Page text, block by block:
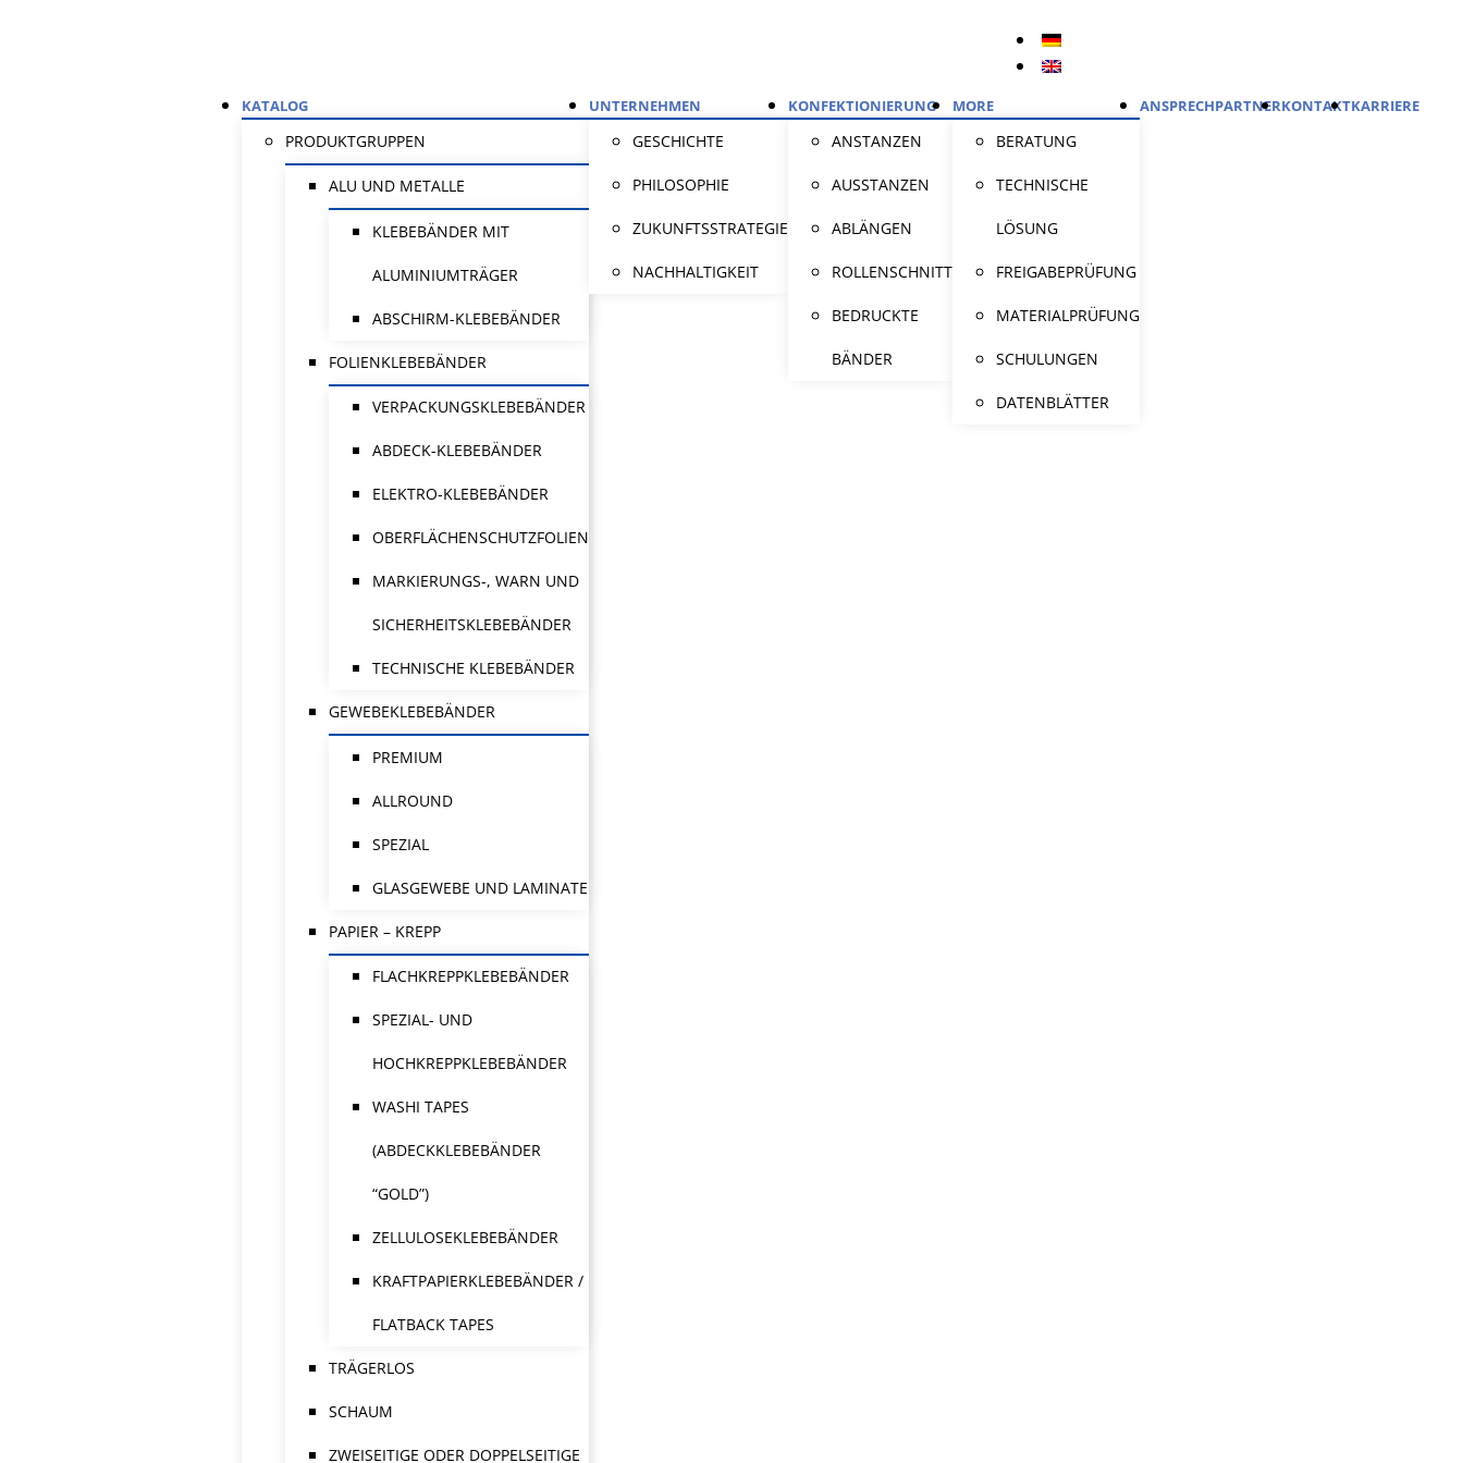
KATALOG
PRODUKTGRUPPEN
ALU UND METALLE
KLEBEBÄNDER MIT
ALUMINIUMTRÄGER
ABSCHIRM-KLEBEBÄNDER
FOLIENKLEBEBÄNDER
VERPACKUNGSKLEBEBÄNDER
ABDECK-KLEBEBÄNDER
ELEKTRO-KLEBEBÄNDER
OBERFLÄCHENSCHUTZFOLIEN
MARKIERUNGS-, WARN UND
SICHERHEITSKLEBEBÄNDER
TECHNISCHE KLEBEBÄNDER
GEWEBEKLEBEBÄNDER
PREMIUM
ALLROUND
SPEZIAL
GLASGEWEBE UND LAMINATE
PAPIER – KREPP
FLACHKREPPKLEBEBÄNDER
SPEZIAL- UND
HOCHKREPPKLEBEBÄNDER
WASHI TAPES
(ABDECKKLEBEBÄNDER
“GOLD”)
ZELLULOSEKLEBEBÄNDER
KRAFTPAPIERKLEBEBÄNDER /
FLATBACK TAPES
TRÄGERLOS
SCHAUM
ZWEISEITIGE ODER DOPPELSEITIGE
UNTERNEHMEN
GESCHICHTE
PHILOSOPHIE
ZUKUNFTSSTRATEGIE
NACHHALTIGKEIT
KONFEKTIONIERUNG
ANSTANZEN
AUSSTANZEN
ABLÄNGEN
ROLLENSCHNITT
BEDRUCKTE
BÄNDER
MORE
BERATUNG
TECHNISCHE
LÖSUNG
FREIGABEPRÜFUNG
MATERIALPRÜFUNG
SCHULUNGEN
DATENBLÄTTER
ANSPRECHPARTNERKONTAKTKARRIERE